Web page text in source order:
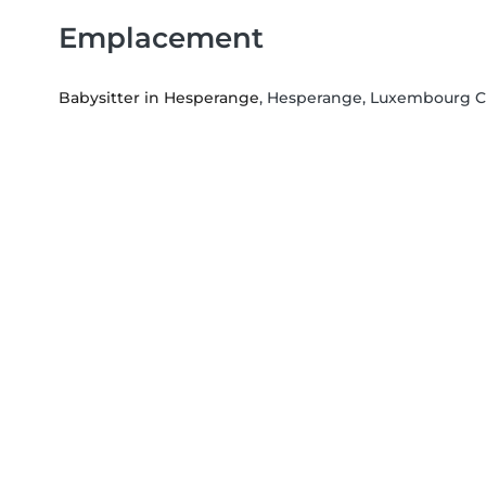
Emplacement
Babysitter in Hesperange, Hesperange, Luxembourg